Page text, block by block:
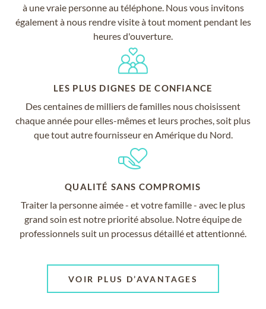
à une vraie personne au téléphone. Nous vous invitons
également à nous rendre visite à tout moment pendant les
heures d'ouverture.
LES PLUS DIGNES DE CONFIANCE
Des centaines de milliers de familles nous choisissent
chaque année pour elles-mêmes et leurs proches, soit plus
que tout autre fournisseur en Amérique du Nord.
QUALITÉ SANS COMPROMIS
Traiter la personne aimée - et votre famille - avec le plus
grand soin est notre priorité absolue. Notre équipe de
professionnels suit un processus détaillé et attentionné.
VOIR PLUS D’AVANTAGES